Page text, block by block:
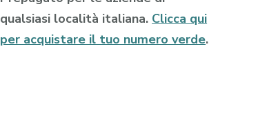
qualsiasi località italiana. Clicca qui
per acquistare il tuo numero verde.